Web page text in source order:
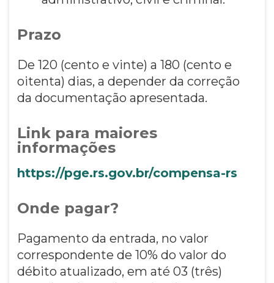
Prazo
De 120 (cento e vinte) a 180 (cento e
oitenta) dias, a depender da correção
da documentação apresentada.
Link para maiores
informações
https://pge.rs.gov.br/compensa-rs
Onde pagar?
Pagamento da entrada, no valor
correspondente de 10% do valor do
débito atualizado, em até 03 (três)